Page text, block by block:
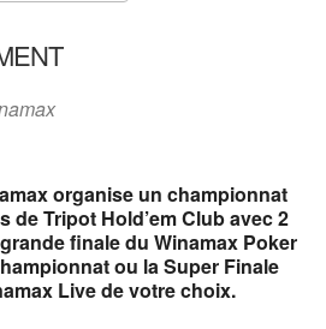
organise un championnat
de Tripot Hold’em Club avec 2
finale du Winamax Poker
ou la Super Finale
Live de votre choix.